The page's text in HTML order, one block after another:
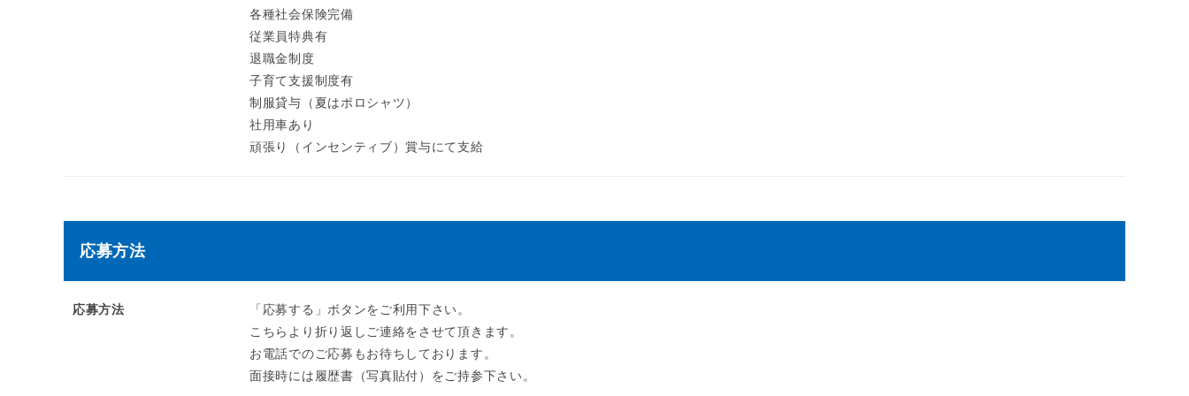
各種社会保険完備
従業員特典有
退職金制度
子育て支援制度有
制服貸与（夏はポロシャツ）
社用車あり
頑張り（インセンティブ）賞与にて支給
応募方法
応募方法
「応募する」ボタンをご利用下さい。
こちらより折り返しご連絡をさせて頂きます。
お電話でのご応募もお待ちしております。
面接時には履歴書（写真貼付）をご持参下さい。